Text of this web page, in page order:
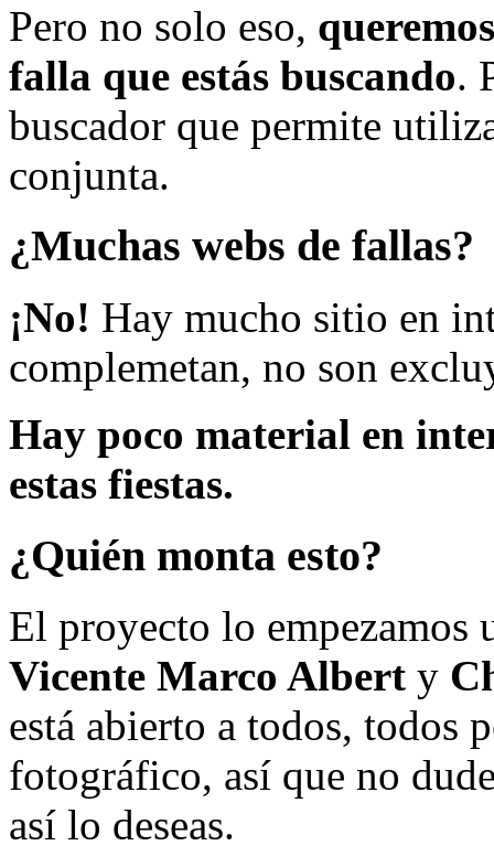
Pero no solo eso,
falla que estás buscando.
buscador que permite
conjunta.
¿Muchas webs de fallas?
¡No! Hay mucho sitio en
complemetan, no son
Hay poco material en
estas fiestas.
¿Quién monta esto?
El proyecto lo empezamos
Vicente Marco Albert y
está abierto a todos, todos
fotográfico, así que no
así lo deseas.